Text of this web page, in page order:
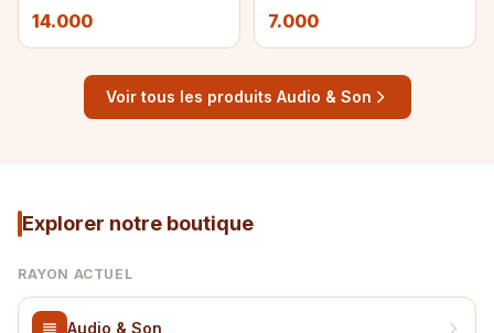
14.000 7.000
Voir tous les produits Audio & Son
Explorer notre boutique
RAYON ACTUEL
Audio & Son